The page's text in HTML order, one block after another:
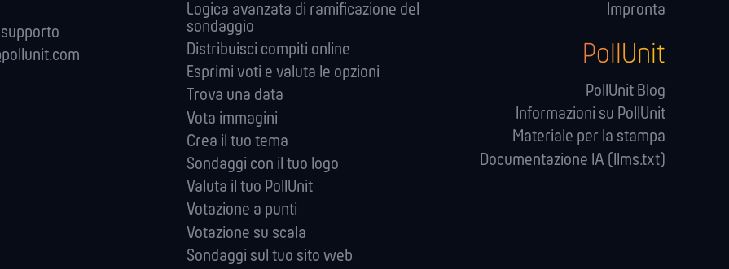
Logica avanzata di ramificazione del
sondaggio
Distribuisci compiti online
Esprimi voti e valuta le opzioni
Trova una data
Vota immagini
Crea il tuo tema
Sondaggi con il tuo logo
Valuta il tuo PollUnit
Votazione a punti
Votazione su scala
Sondaggi sul tuo sito web
Impronta
PollUnit
PollUnit Blog
Informazioni su PollUnit
Materiale per la stampa
Documentazione IA (llms.txt)